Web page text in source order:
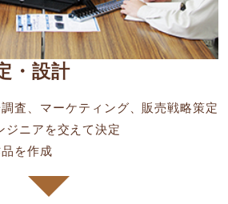
・設計
査、マーケティング、販売戦略策定
ジニアを交えて決定
を作成